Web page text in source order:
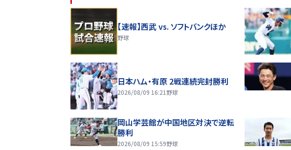
【速報】西武 vs. ソフトバンクほか
野球
日本ハム・有原 2戦連続完封勝利
2026/08/09 16:21 野球
岡山学芸館が中国地区対決で逆転
勝利
2026/08/09 15:59野球